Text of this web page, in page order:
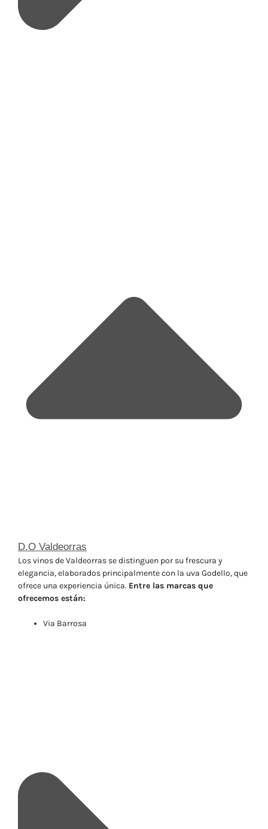
D.O Valdeorras
Los vinos de Valdeorras se distinguen por su frescura y
elegancia, elaborados principalmente con la uva Godello, que
ofrece una experiencia única. Entre las marcas que
ofrecemos están:
Via Barrosa